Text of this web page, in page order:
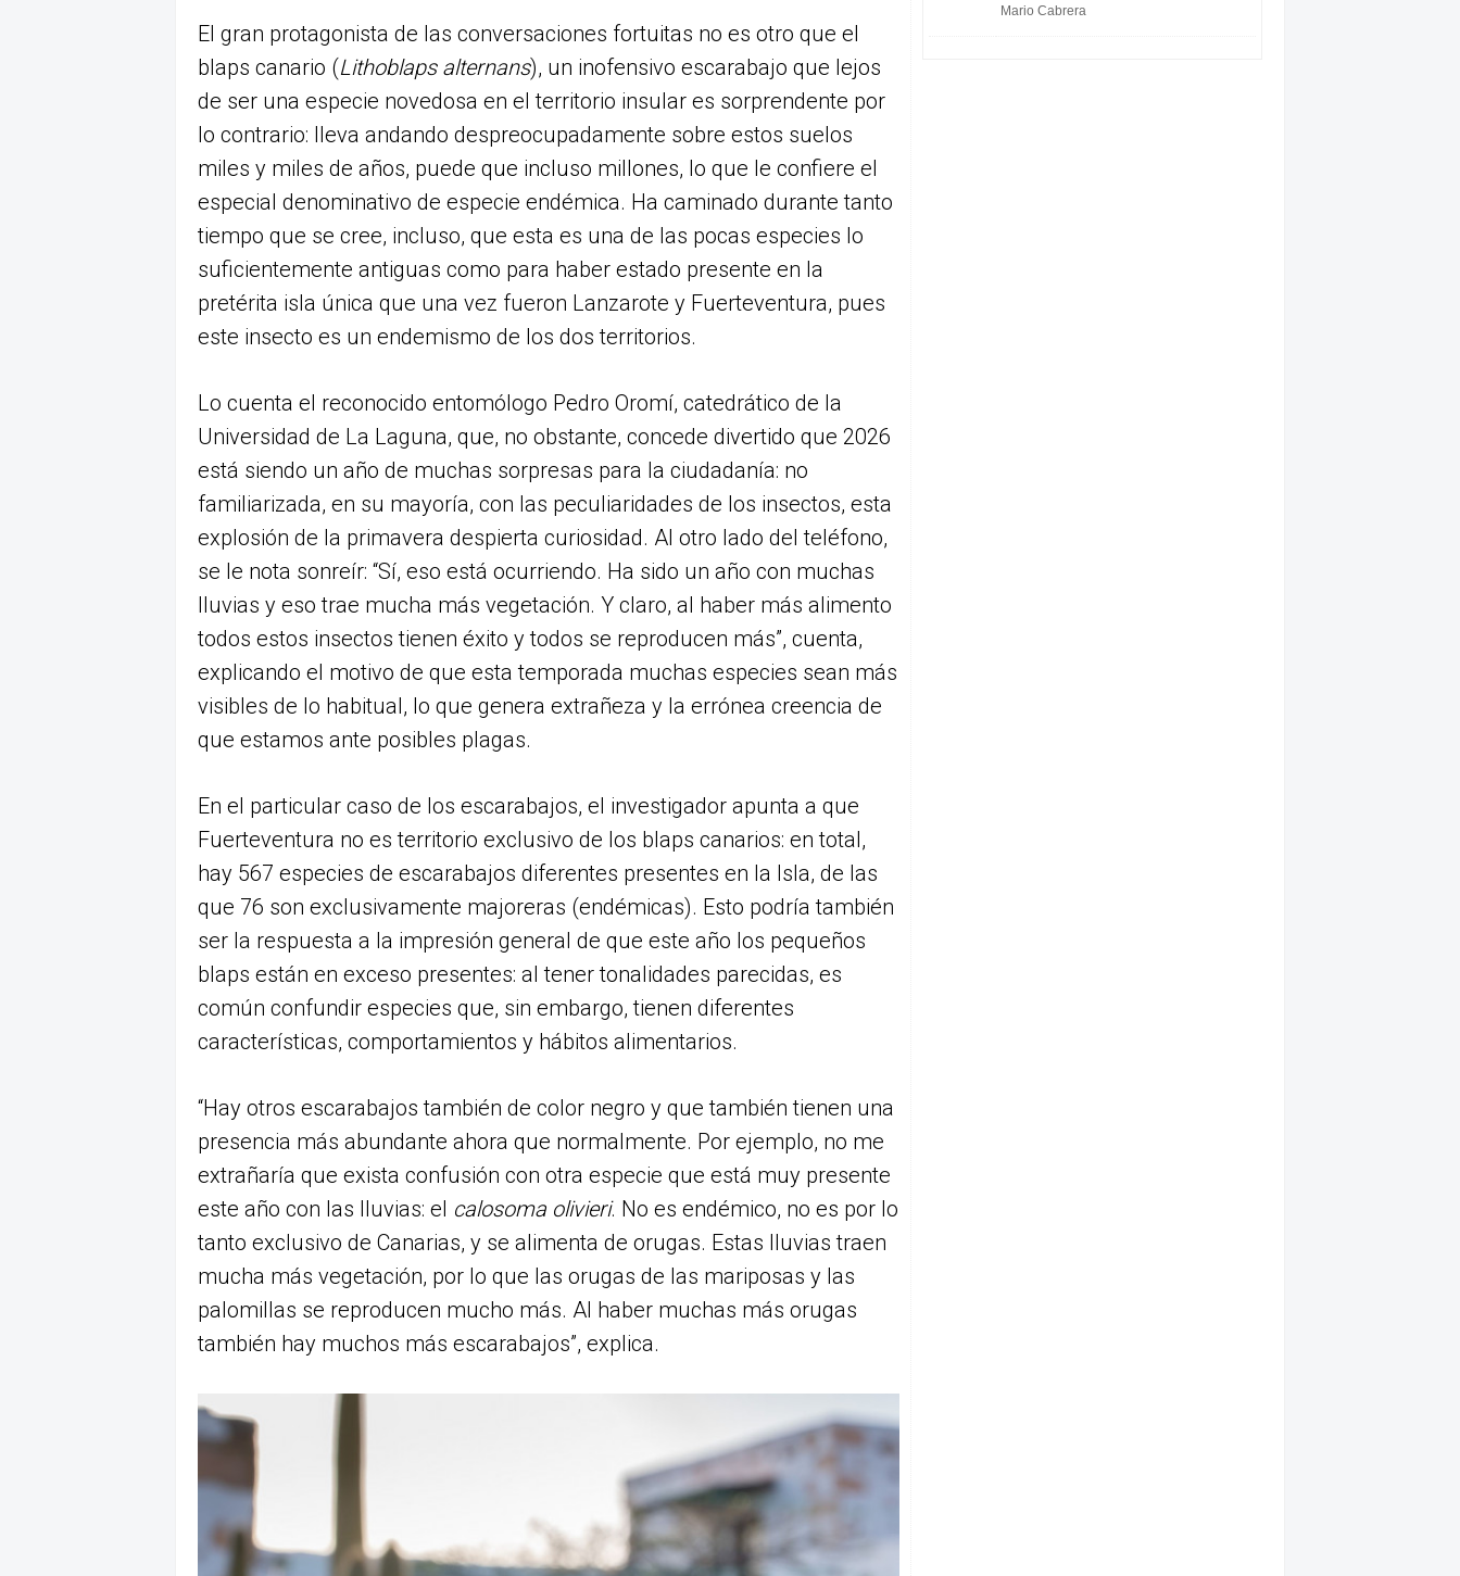
El gran protagonista de las conversaciones fortuitas no es otro que el
blaps canario (Lithoblaps alternans), un inofensivo escarabajo que lejos
de ser una especie novedosa en el territorio insular es sorprendente por
lo contrario: lleva andando despreocupadamente sobre estos suelos
miles y miles de años, puede que incluso millones, lo que le confiere el
especial denominativo de especie endémica. Ha caminado durante tanto
tiempo que se cree, incluso, que esta es una de las pocas especies lo
suficientemente antiguas como para haber estado presente en la
pretérita isla única que una vez fueron Lanzarote y Fuerteventura, pues
este insecto es un endemismo de los dos territorios.
Lo cuenta el reconocido entomólogo Pedro Oromí, catedrático de la
Universidad de La Laguna, que, no obstante, concede divertido que 2026
está siendo un año de muchas sorpresas para la ciudadanía: no
familiarizada, en su mayoría, con las peculiaridades de los insectos, esta
explosión de la primavera despierta curiosidad. Al otro lado del teléfono,
se le nota sonreír: “Sí, eso está ocurriendo. Ha sido un año con muchas
lluvias y eso trae mucha más vegetación. Y claro, al haber más alimento
todos estos insectos tienen éxito y todos se reproducen más”, cuenta,
explicando el motivo de que esta temporada muchas especies sean más
visibles de lo habitual, lo que genera extrañeza y la errónea creencia de
que estamos ante posibles plagas.
En el particular caso de los escarabajos, el investigador apunta a que
Fuerteventura no es territorio exclusivo de los blaps canarios: en total,
hay 567 especies de escarabajos diferentes presentes en la Isla, de las
que 76 son exclusivamente majoreras (endémicas). Esto podría también
ser la respuesta a la impresión general de que este año los pequeños
blaps están en exceso presentes: al tener tonalidades parecidas, es
común confundir especies que, sin embargo, tienen diferentes
características, comportamientos y hábitos alimentarios.
“Hay otros escarabajos también de color negro y que también tienen una
presencia más abundante ahora que normalmente. Por ejemplo, no me
extrañaría que exista confusión con otra especie que está muy presente
este año con las lluvias: el calosoma olivieri. No es endémico, no es por lo
tanto exclusivo de Canarias, y se alimenta de orugas. Estas lluvias traen
mucha más vegetación, por lo que las orugas de las mariposas y las
palomillas se reproducen mucho más. Al haber muchas más orugas
también hay muchos más escarabajos”, explica.
Mario Cabrera